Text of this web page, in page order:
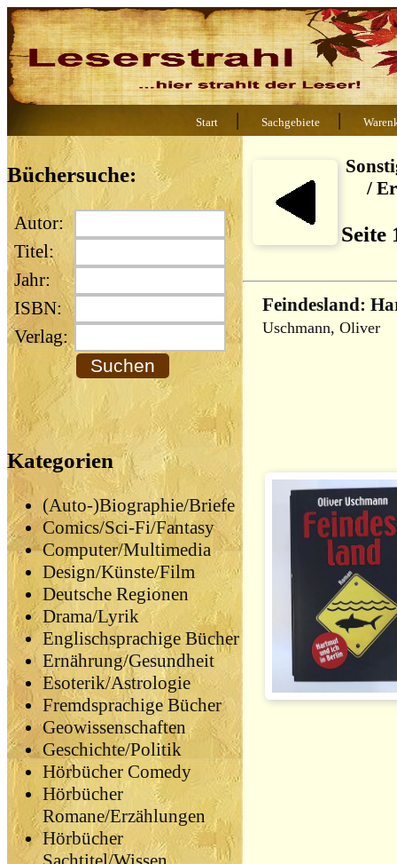
Start | Sachgebiete |
Büchersuche:
Autor:
Titel:
Jahr:
ISBN:
Verlag:
Kategorien
(Auto-)Biographie/Briefe
Comics/Sci-Fi/Fantasy
Computer/Multimedia
Design/Künste/Film
Deutsche Regionen
Drama/Lyrik
Englischsprachige Bücher
Ernährung/Gesundheit
Esoterik/Astrologie
Fremdsprachige Bücher
Geowissenschaften
Geschichte/Politik
Hörbücher Comedy
Hörbücher
Romane/Erzählungen
Hörbücher
/
Seite
Feindesland:
Uschmann, Oliver